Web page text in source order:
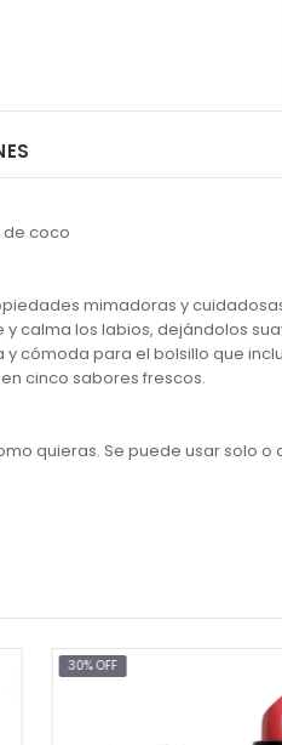
de coco
mimadoras y
calma los labios, dejándolos
y cómoda para el bolsillo que
cinco sabores frescos.
quieras. Se puede usar solo
30% OFF